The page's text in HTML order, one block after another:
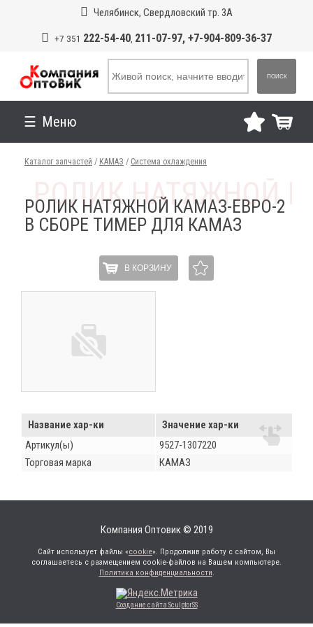
Челябинск, Свердловский тр. 3А
+7 351 222-54-40, 211-07-97, +7-904-809-36-37
ПОИСК
Меню
Каталог запчастей / КАМАЗ / Система охлаждения
РОЛИК НАТЯЖНОЙ КАМАЗ-ЕВРО-2
В СБОРЕ ТИМЕР ДЛЯ КАМАЗ
В КОРЗИНУ
Название хар-ки
Значение хар-ки
Артикул(ы)
9527-1307220
Торговая марка
КАМАЗ
Компания Оптовик © 2019
Сайт использует файлы «cookie». Продолжив работу с сайтом, Вы
соглашаетесь с размещением cookie-файлов на Вашем компьютере.
Политика конфиденциальности.
Создание сайта SculptorSS